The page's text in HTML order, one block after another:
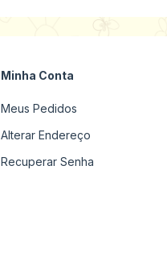
Minha Conta
Meus Pedidos
Alterar Endereço
Recuperar Senha